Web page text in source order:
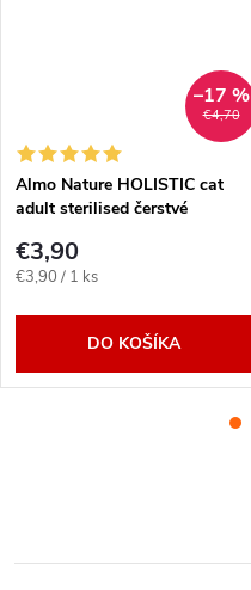
€4,70
–17 %
Almo Nature HOLISTIC cat
adult sterilised čerstvé
€3,90
Jednotková
€3,90 / 1 ks
DO KOŠÍKA